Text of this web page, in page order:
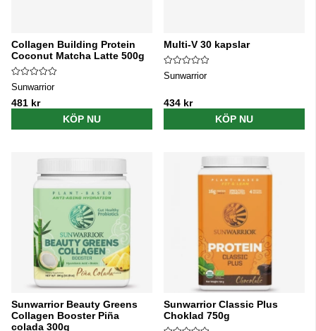
Collagen Building Protein
Coconut Matcha Latte 500g
Sunwarrior
481 kr
KÖP NU
Multi-V 30 kapslar
Sunwarrior
434 kr
KÖP NU
Sunwarrior Beauty Greens
Collagen Booster Piña
colada 300g
Sunwarrior Classic Plus
Choklad 750g